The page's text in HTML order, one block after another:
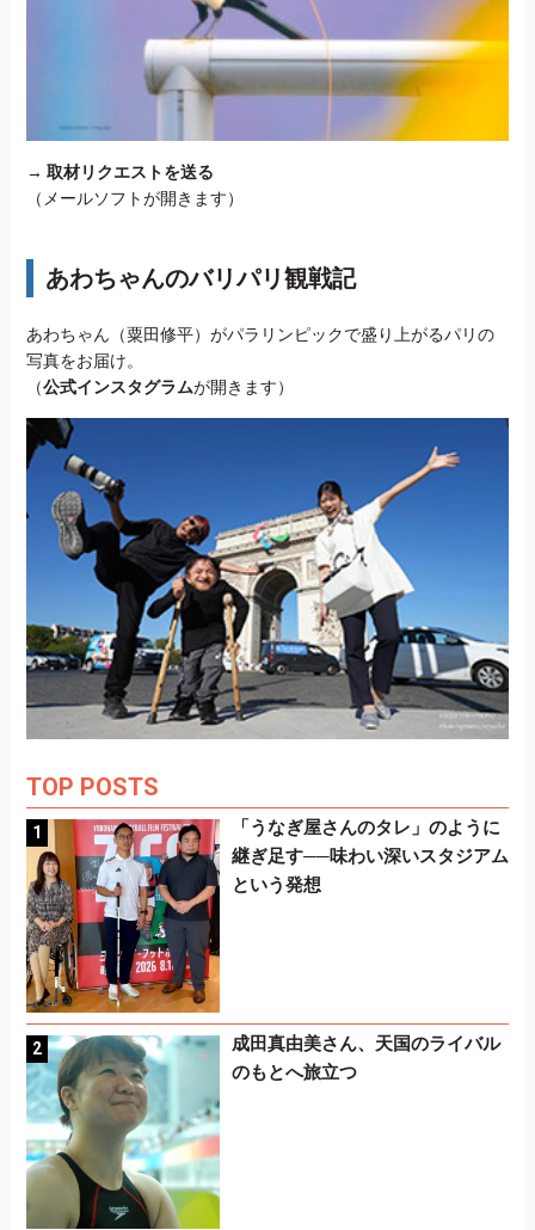
→ 取材リクエストを送る
（メールソフトが開きます）
あわちゃんのバリパリ観戦記
あわちゃん（粟田修平）がパラリンピックで盛り上がるパリの
写真をお届け。
（公式インスタグラムが開きます）
TOP POSTS
「うなぎ屋さんのタレ」のように
継ぎ足す──味わい深いスタジアム
という発想
成田真由美さん、天国のライバル
のもとへ旅立つ